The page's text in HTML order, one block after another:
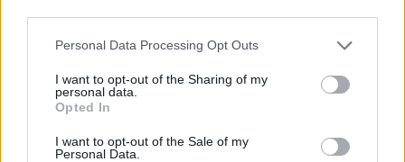
Personal Data Processing Opt Outs
I want to opt-out of the Sharing of my
personal data.
Opted In
I want to opt-out of the Sale of my
Personal Data.
EM-karsinnoissa historiallinen
14-0-lukemat
Topi Keskinen iski
21-vuotiaiden EM-karsinnoissa
LIITTYVÄT ARTIKKELIT